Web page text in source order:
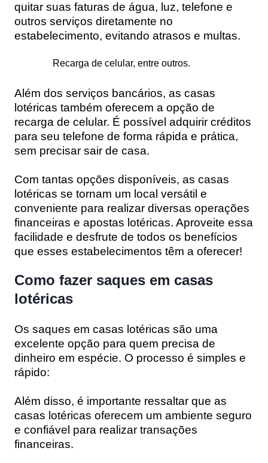
quitar suas faturas de água, luz, telefone e
outros serviços diretamente no
estabelecimento, evitando atrasos e multas.
Recarga de celular, entre outros.
Além dos serviços bancários, as casas
lotéricas também oferecem a opção de
recarga de celular. É possível adquirir créditos
para seu telefone de forma rápida e prática,
sem precisar sair de casa.
Com tantas opções disponíveis, as casas
lotéricas se tornam um local versátil e
conveniente para realizar diversas operações
financeiras e apostas lotéricas. Aproveite essa
facilidade e desfrute de todos os benefícios
que esses estabelecimentos têm a oferecer!
Como fazer saques em casas
lotéricas
Os saques em casas lotéricas são uma
excelente opção para quem precisa de
dinheiro em espécie. O processo é simples e
rápido:
Além disso, é importante ressaltar que as
casas lotéricas oferecem um ambiente seguro
e confiável para realizar transações
financeiras.